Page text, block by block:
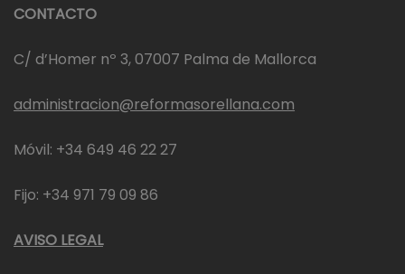
CONTACTO
C/ d’Homer nº 3, 07007 Palma de Mallorca
administracion@reformasorellana.com
Móvil: +34 649 46 22 27
Fijo: +34 971 79 09 86
AVISO LEGAL